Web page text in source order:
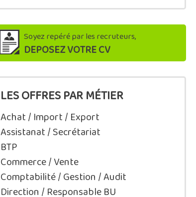
Soyez repéré par les recruteurs,
DEPOSEZ VOTRE CV
LES OFFRES PAR MÉTIER
Achat / Import / Export
Assistanat / Secrétariat
BTP
Commerce / Vente
Comptabilité / Gestion / Audit
Direction / Responsable BU